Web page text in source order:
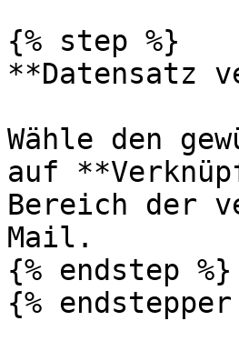
{% step %}
**Datensatz
Wähle den
auf
Bereich der
Mail.
{% endstep %}
{% endstepper